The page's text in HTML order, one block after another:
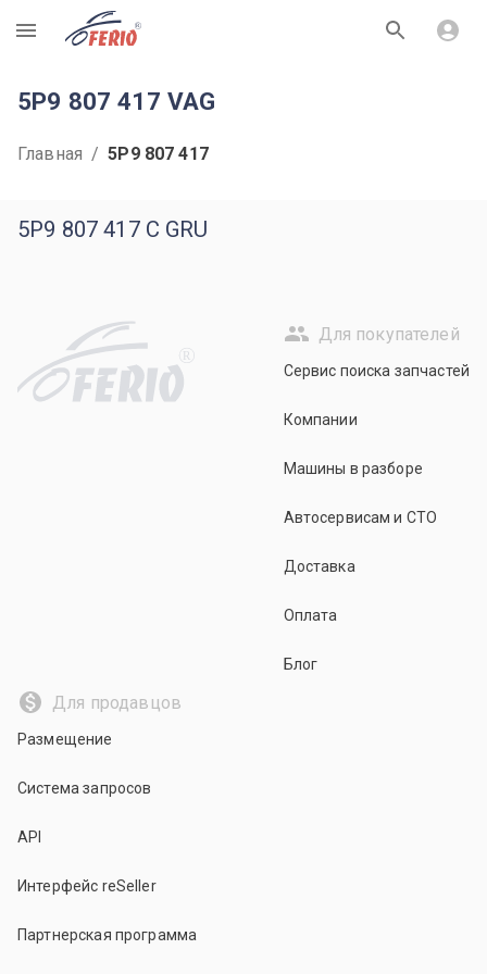
R
5P9 807 417 VAG
Главная / 5P9 807 417
5P9 807 417 C GRU
R
Для покупателей
Сервис поиска запчастей
Компании
Машины в разборе
Автосервисам и СТО
Доставка
Оплата
Блог
Для продавцов
Размещение
Система запросов
API
Интерфейс reSeller
Партнерская программа